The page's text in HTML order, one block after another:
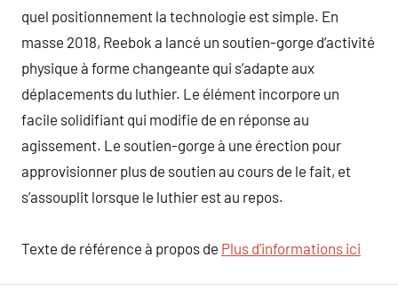
quel positionnement la technologie est simple. En
masse 2018, Reebok a lancé un soutien-gorge d’activité
physique à forme changeante qui s’adapte aux
déplacements du luthier. Le élément incorpore un
facile solidifiant qui modifie de en réponse au
agissement. Le soutien-gorge à une érection pour
approvisionner plus de soutien au cours de le fait, et
s’assouplit lorsque le luthier est au repos.
Texte de référence à propos de Plus d’informations ici